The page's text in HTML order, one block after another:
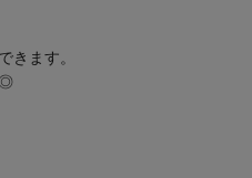
きます。
◎